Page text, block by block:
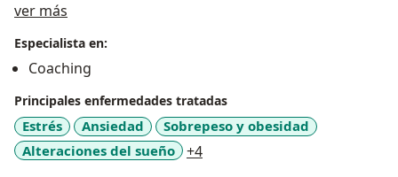
ver más
Especialista en:
Coaching
Principales enfermedades tratadas
Estrés Ansiedad
Sobrepeso y obesidad
Alteraciones del sueño
+4a11y_sr_more_diseases